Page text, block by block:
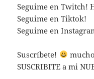
Seguime en Twitch!
Seguime en Tiktok!
Seguime en
Suscríbete!
SUSCRIBITE a mi